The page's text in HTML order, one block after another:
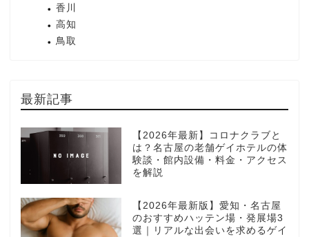
香川
高知
鳥取
最新記事
【2026年最新】コロナクラブと
は？名古屋の老舗ゲイホテルの体
験談・館内設備・料金・アクセス
を解説
【2026年最新版】愛知・名古屋
のおすすめハッテン場・発展場3
選｜リアルな出会いを求めるゲイ